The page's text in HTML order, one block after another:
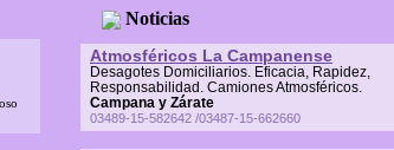
Noticias
Atmosféricos La Campanense
Desagotes Domiciliarios. Eficacia, Rapidez,
Responsabilidad. Camiones Atmosféricos.
Campana y Zárate
03489-15-582642 /03487-15-662660